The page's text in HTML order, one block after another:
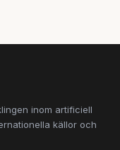
inom artificiell
källor och